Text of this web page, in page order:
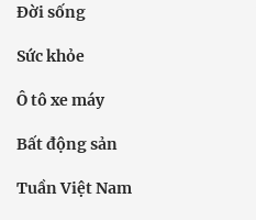
Đời sống
Sức khỏe
Ô tô xe máy
Bất động sản
Tuần Việt Nam